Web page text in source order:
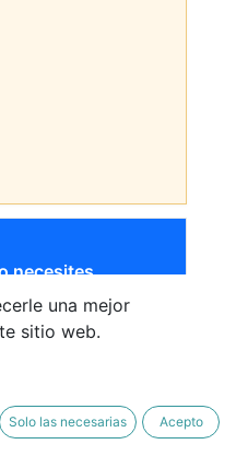
necesites.
6 EP
del Alumno
ver más libros
una mejor
sitio web.
Solo las necesarias Acepto